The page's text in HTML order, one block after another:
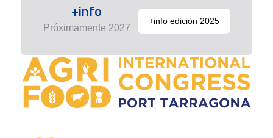
+info
Próximamente 2027
+info edición 2025